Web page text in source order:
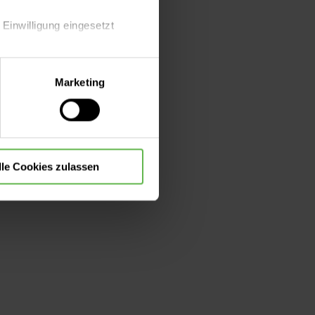
eingesetzt
Auswahl hinsichtlich der
Verwendung aller Cookies
Marketing
Cookies zulassen